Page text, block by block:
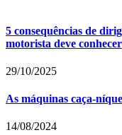
5 consequências de
motorista deve conhecer
29/10/2025
As máquinas caça-
14/08/2024